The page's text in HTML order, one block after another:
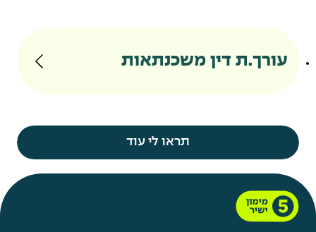
עורך.ת דין משכנתאות
תראו לי עוד